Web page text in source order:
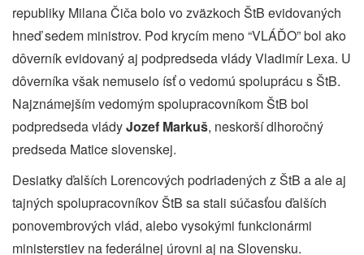
republiky Milana Čiča bolo vo zväzkoch ŠtB evidovaných
hneď sedem ministrov. Pod krycím meno “VLÁĎO” bol ako
dôverník evidovaný aj podpredseda vlády Vladimír Lexa. U
dôverníka však nemuselo ísť o vedomú spoluprácu s ŠtB.
Najznámejším vedomým spolupracovníkom ŠtB bol
podpredseda vládyJozef Markuš, neskorší dlhoročný
predseda Matice slovenskej.
Desiatky ďalších Lorencových podriadených z ŠtB a ale aj
tajných spolupracovníkov ŠtB sa stali súčasťou ďalších
ponovembrových vlád, alebo vysokými funkcionármi
ministerstiev na federálnej úrovni aj na Slovensku.